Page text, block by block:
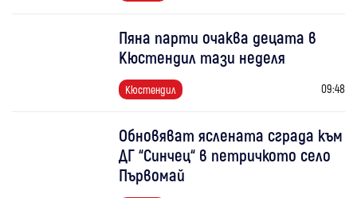
Пяна парти очаква децата в
Кюстендил тази неделя
Кюстендил 09:48
Обновяват яслената сграда към
ДГ “Синчец“ в петричкото село
Първомай